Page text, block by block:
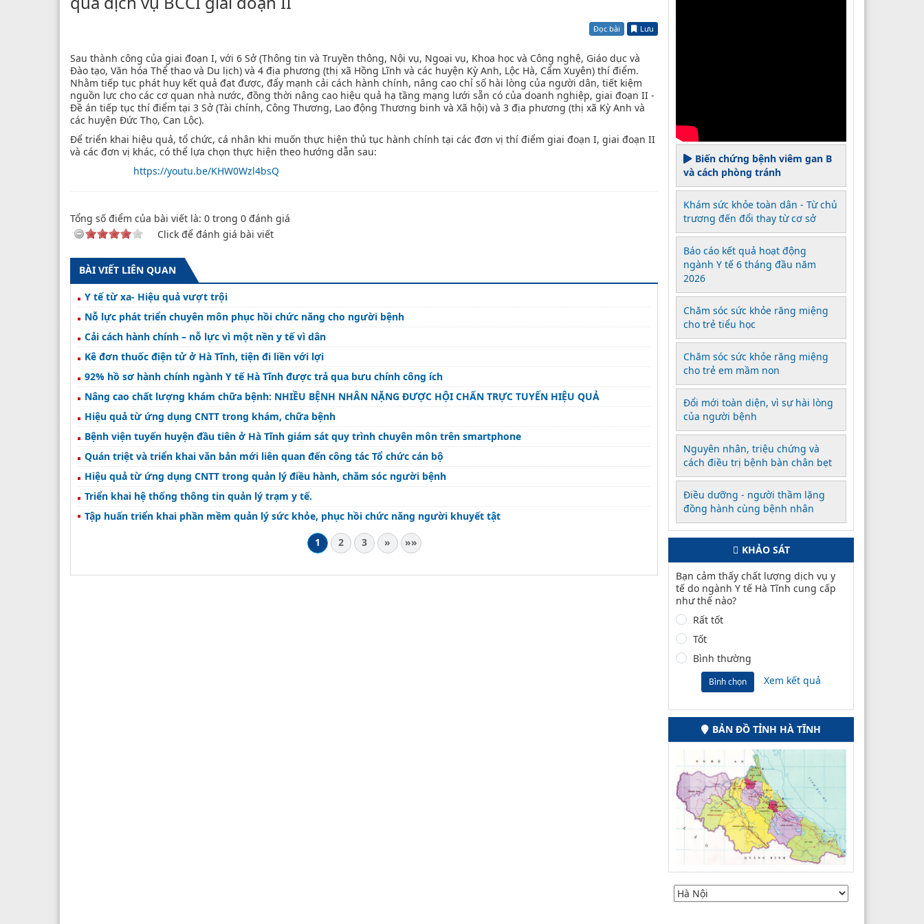
Đọc bài Lưu
Sau thành công của giai đoạn I, với 6 Sở (Thông tin và Truyền thông, Nội vụ, Ngoại vụ, Khoa học và Công nghệ, Giáo dục và
Đào tạo, Văn hóa Thể thao và Du lịch) và 4 địa phương (thị xã Hồng Lĩnh và các huyện Kỳ Anh, Lộc Hà, Cẩm Xuyên) thí điểm.
Nhằm tiếp tục phát huy kết quả đạt được, đẩy mạnh cải cách hành chính, nâng cao chỉ số hài lòng của người dân, tiết kiệm
nguồn lực cho các cơ quan nhà nước, đồng thời nâng cao hiệu quả hạ tầng mạng lưới sẵn có của doanh nghiệp, giai đoạn II -
Đề án tiếp tục thí điểm tại 3 Sở (Tài chính, Công Thương, Lao động Thương binh và Xã hội) và 3 địa phương (thị xã Kỳ Anh và
các huyện Đức Thọ, Can Lộc).
Để triển khai hiệu quả, tổ chức, cá nhân khi muốn thực hiện thủ tục hành chính tại các đơn vị thí điểm giai đoạn I, giai đoạn II
và các đơn vị khác, có thể lựa chọn thực hiện theo hướng dẫn sau:
https://youtu.be/KHW0Wzl4bsQ
Tổng số điểm của bài viết là: 0 trong 0 đánh giá
Click để đánh giá bài viết
BÀI VIẾT LIÊN QUAN
Y tế từ xa- Hiệu quả vượt trội
Nỗ lực phát triển chuyên môn phục hồi chức năng cho người bệnh
Cải cách hành chính – nỗ lực vì một nền y tế vì dân
Kê đơn thuốc điện tử ở Hà Tĩnh, tiện đi liền với lợi
92% hồ sơ hành chính ngành Y tế Hà Tĩnh được trả qua bưu chính công ích
Nâng cao chất lượng khám chữa bệnh: NHIỀU BỆNH NHÂN NẶNG ĐƯỢC HỘI CHẨN TRỰC TUYẾN HIỆU QUẢ
Hiệu quả từ ứng dụng CNTT trong khám, chữa bệnh
Bệnh viện tuyến huyện đầu tiên ở Hà Tĩnh giám sát quy trình chuyên môn trên smartphone
Quán triệt và triển khai văn bản mới liên quan đến công tác Tổ chức cán bộ
Hiệu quả từ ứng dụng CNTT trong quản lý điều hành, chăm sóc người bệnh
Triển khai hệ thống thông tin quản lý trạm y tế.
Tập huấn triển khai phần mềm quản lý sức khỏe, phục hồi chức năng người khuyết tật
1
2 3 » »»
Biến chứng bệnh viêm gan B
và cách phòng tránh
Khám sức khỏe toàn dân - Từ chủ
trương đến đổi thay từ cơ sở
Báo cáo kết quả hoạt động
ngành Y tế 6 tháng đầu năm
2026
Chăm sóc sức khỏe răng miệng
cho trẻ tiểu học
Chăm sóc sức khỏe răng miệng
cho trẻ em mầm non
Đổi mới toàn diện, vì sự hài lòng
của người bệnh
Nguyên nhân, triệu chứng và
cách điều trị bệnh bàn chân bẹt
Điều dưỡng - người thầm lặng
đồng hành cùng bệnh nhân
KHẢO SÁT
Bạn cảm thấy chất lượng dịch vụ y
tế do ngành Y tế Hà Tĩnh cung cấp
như thế nào?
Rất tốt
Tốt
Bình thường
Bình chọn Xem kết quả
BẢN ĐỒ TỈNH HÀ TĨNH